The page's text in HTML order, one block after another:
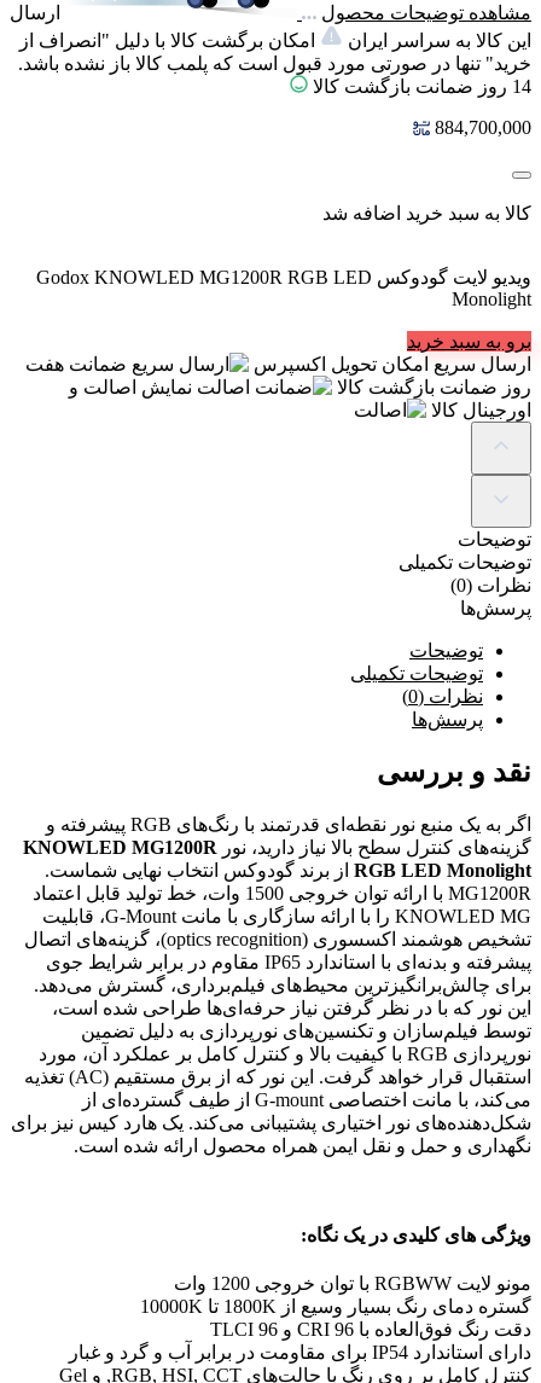
مشاهده توضیحات محصول
ارسال
این کالا به سراسر ایران
امکان برگشت کالا با دلیل "انصراف از
خرید" تنها در صورتی مورد قبول است که پلمب کالا باز نشده باشد.
14 روز ضمانت بازگشت کالا
884,700,000
کالا به سبد خرید اضافه شد
ویدیو لایت گودوکس Godox KNOWLED MG1200R RGB LED
Monolight
برو به سبد خرید
ارسال سریع امکان تحویل اکسپرس ضمانت هفت
روز ضمانت بازگشت کالا
اصالت نمایش اصالت و
اورجینال کالا
توضیحات
توضیحات تکمیلی
نظرات (0)
پرسش‌ها
توضیحات
توضیحات تکمیلی
نظرات (0)
پرسش‌ها
نقد و بررسی
اگر به یک منبع نور نقطه‌ای قدرتمند با رنگ‌های RGB پیشرفته و
گزینه‌های کنترل سطح بالا نیاز دارید، نور MG1200R
RGB LED Monolight از برند گودوکس انتخاب نهایی شماست.
MG1200R با ارائه توان خروجی 1500 وات، خط تولید قابل اعتماد
KNOWLED MG را با ارائه سازگاری با مانت G-Mount، قابلیت
تشخیص هوشمند اکسسوری (optics recognition)، گزینه‌های اتصال
پیشرفته و بدنه‌ای با استاندارد IP65 مقاوم در برابر شرایط جوی
برای چالش‌برانگیزترین محیط‌های فیلم‌برداری، گسترش می‌دهد.
این نور که با در نظر گرفتن نیاز حرفه‌ای‌ها طراحی شده است،
توسط فیلم‌سازان و تکنسین‌های نورپردازی به دلیل تضمین
نورپردازی RGB با کیفیت بالا و کنترل کامل بر عملکرد آن، مورد
استقبال قرار خواهد گرفت. این نور که از برق مستقیم (AC) تغذیه
می‌کند، با مانت اختصاصی G-mount از طیف گسترده‌ای از
شکل‌دهنده‌های نور اختیاری پشتیبانی می‌کند. یک هارد کیس نیز برای
نگهداری و حمل و نقل ایمن همراه محصول ارائه شده است.
ویژگی های کلیدی در یک نگاه:
مونو لایت RGBWW با توان خروجی 1200 وات
گستره دمای رنگ بسیار وسیع از 1800K تا 10000K
دقت رنگ فوق‌العاده با CRI 96 و TLCI 96
دارای استاندارد IP54 برای مقاومت در برابر آب و گرد و غبار
کنترل کامل بر روی رنگ با حالت‌های RGB, HSI, CCT, و Gel